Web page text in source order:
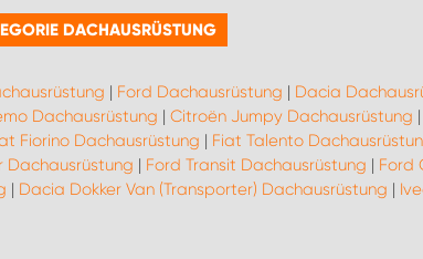
DACHAUSRÜSTUNG
| Ford Dachausrüstung | Dacia
Dachausrüstung | Citroën Jumpy Dachausrüstung |
Fiorino Dachausrüstung | Fiat Talento
Dachausrüstung | Ford Transit Dachausrüstung | Ford
| Dacia Dokker Van (Transporter) Dachausrüstung |